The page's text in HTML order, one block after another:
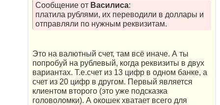
Сообщение от Василиса:
платила рублями, их переводили в доллары и
отправляли по нужным реквизитам.
Это на валютный счет, там всё иначе. А ты
попробуй на рублевый, когда реквизиты в двух
вариантах. Т.е.счет из 13 цифр в одном банке, а
счет из 20 цифр в другом. Первый является
клиентом второго (это уже подсказка
головоломки). А окошек хватает всего для